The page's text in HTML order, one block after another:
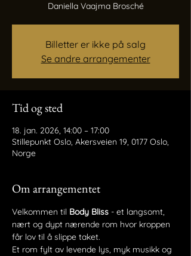
Daniella Vaajma Brosché
Billetter er ikke på salg
Se andre arrangementer
Tid og sted
18. jan. 2026, 14:00 – 17:00
Stillepunkt Oslo, Akersveien 19, 0177 Oslo,
Norge
Om arrangementet
Velkommen til Body Bliss - et langsomt,
nært og dypt nærende rom hvor kroppen
får lov til å slippe taket.
Et rom fylt av levende lys, myk musikk og